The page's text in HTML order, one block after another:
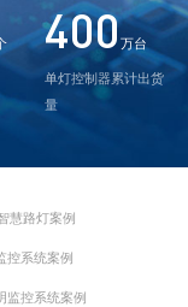
400万台
单灯控制器累计出货
量
慧路灯案例
控系统案例
监控系统案例